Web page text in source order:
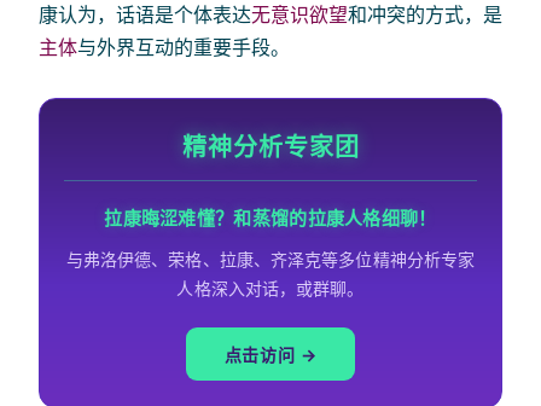
康认为，话语是个体表达无意识欲望和冲突的方式，是
主体与外界互动的重要手段。
精神分析专家团
拉康晦涩难懂？和蒸馏的拉康人格细聊！
与弗洛伊德、荣格、拉康、齐泽克等多位精神分析专家
人格深入对话，或群聊。
点击访问 →